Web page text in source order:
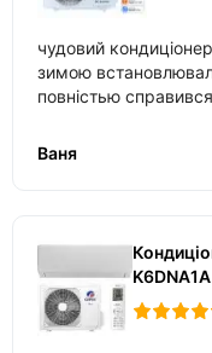
чудовий
зимою
повністью
температури
Ваня
K6DNA1A